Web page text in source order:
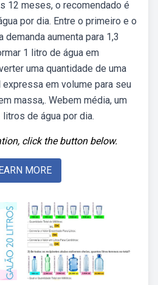
12 meses, o recomendado é
por dia. Entre o primeiro e o
aumenta para 1,3
1 litro de água em
uma quantidade de uma
em volume para seu
massa,. Webem média, um
de água por dia.
click the button below.
MORE